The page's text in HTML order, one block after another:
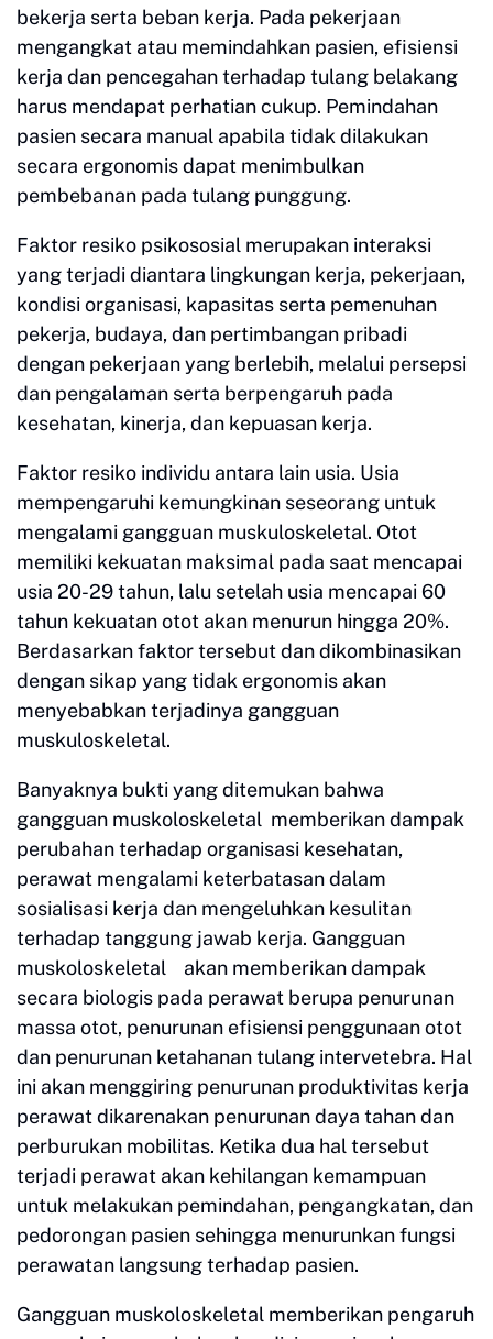
bekerja serta beban kerja. Pada pekerjaan
mengangkat atau memindahkan pasien, efisiensi
kerja dan pencegahan terhadap tulang belakang
harus mendapat perhatian cukup. Pemindahan
pasien secara manual apabila tidak dilakukan
secara ergonomis dapat menimbulkan
pembebanan pada tulang punggung.
Faktor resiko psikososial merupakan interaksi
yang terjadi diantara lingkungan kerja, pekerjaan,
kondisi organisasi, kapasitas serta pemenuhan
pekerja, budaya, dan pertimbangan pribadi
dengan pekerjaan yang berlebih, melalui persepsi
dan pengalaman serta berpengaruh pada
kesehatan, kinerja, dan kepuasan kerja.
Faktor resiko individu antara lain usia. Usia
mempengaruhi kemungkinan seseorang untuk
mengalami gangguan muskuloskeletal. Otot
memiliki kekuatan maksimal pada saat mencapai
usia 20-29 tahun, lalu setelah usia mencapai 60
tahun kekuatan otot akan menurun hingga 20%.
Berdasarkan faktor tersebut dan dikombinasikan
dengan sikap yang tidak ergonomis akan
menyebabkan terjadinya gangguan
muskuloskeletal.
Banyaknya bukti yang ditemukan bahwa
gangguan muskoloskeletal memberikan dampak
perubahan terhadap organisasi kesehatan,
perawat mengalami keterbatasan dalam
sosialisasi kerja dan mengeluhkan kesulitan
terhadap tanggung jawab kerja. Gangguan
muskoloskeletal akan memberikan dampak
secara biologis pada perawat berupa penurunan
massa otot, penurunan efisiensi penggunaan otot
dan penurunan ketahanan tulang intervetebra. Hal
ini akan menggiring penurunan produktivitas kerja
perawat dikarenakan penurunan daya tahan dan
perburukan mobilitas. Ketika dua hal tersebut
terjadi perawat akan kehilangan kemampuan
untuk melakukan pemindahan, pengangkatan, dan
pedorongan pasien sehingga menurunkan fungsi
perawatan langsung terhadap pasien.
Gangguan muskoloskeletal memberikan pengaruh